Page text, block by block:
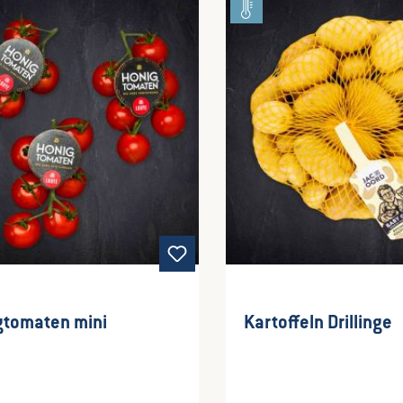
mini Kartoffeln Drillinge